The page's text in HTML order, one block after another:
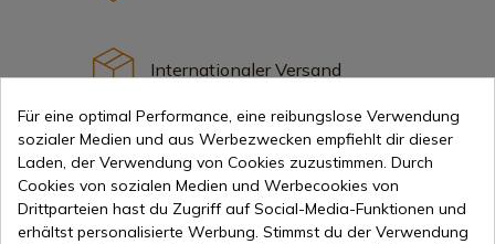
Internationaler Versand
Information
Für eine optimal Performance, eine reibungslose Verwendung
sozialer Medien und aus Werbezwecken empfiehlt dir dieser
Laden, der Verwendung von Cookies zuzustimmen. Durch
Cookies von sozialen Medien und Werbecookies von
Drittparteien hast du Zugriff auf Social-Media-Funktionen und
erhältst personalisierte Werbung. Stimmst du der Verwendung